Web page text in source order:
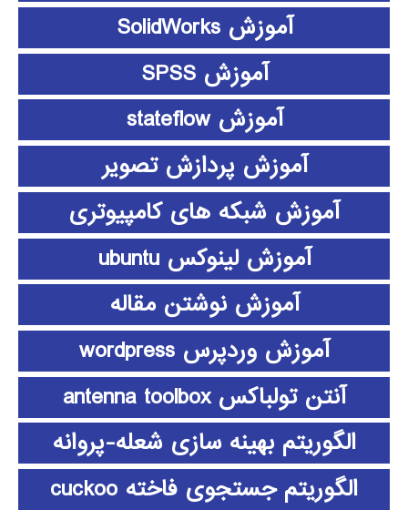
آموزش SolidWorks
آموزش SPSS
آموزش stateflow
آموزش پردازش تصویر
آموزش شبکه های کامپیوتری
آموزش لینوکس ubuntu
آموزش نوشتن مقاله
آموزش وردپرس wordpress
آنتن تولباکس antenna toolbox
الگوریتم بهینه سازی شعله-پروانه
الگوریتم جستجوی فاخته cuckoo